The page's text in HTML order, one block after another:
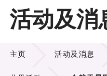
主页
关于LSCM
技术商品化
项目及资助计划
活动及消
活动及消息
主页 活动及消息